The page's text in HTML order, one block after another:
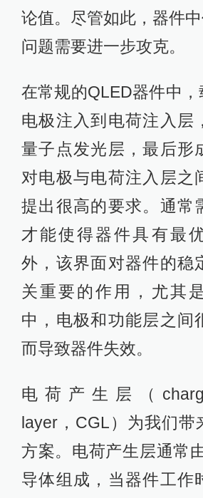
论值。尽管如此，器件
问题需要进一步攻克。
在常规的QLED器件中
电极注入到电荷注入层
量子点发光层，最后形
对电极与电荷注入层之
提出很高的要求。通常
才能使得器件具有最
外，该界面对器件的稳
关重要的作用，尤其
中，电极和功能层之间
而导致器件失效。
电荷产生层（
layer，CGL）为我们带
方案。电荷产生层通常
导体组成，当器件工作